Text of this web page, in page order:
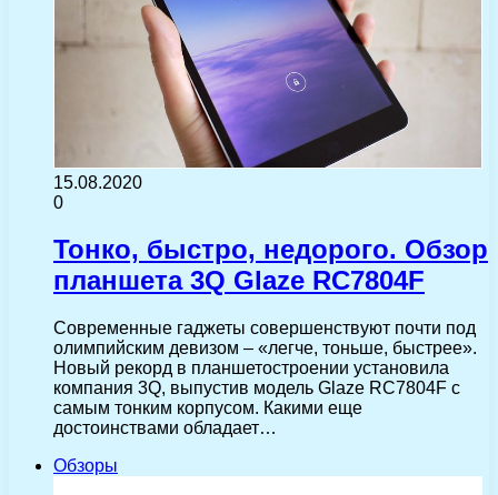
15.08.2020
0
Тонко, быстро, недорого. Обзор
планшета 3Q Glaze RC7804F
Современные гаджеты совершенствуют почти под
олимпийским девизом – «легче, тоньше, быстрее».
Новый рекорд в планшетостроении установила
компания 3Q, выпустив модель Glaze RC7804F с
самым тонким корпусом. Какими еще
достоинствами обладает…
Обзоры